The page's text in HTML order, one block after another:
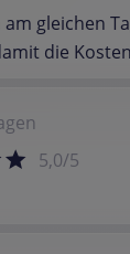
gleichen
die
5,0/5